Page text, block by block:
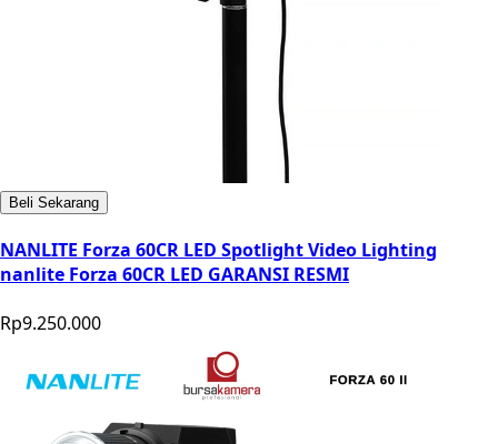
Beli Sekarang
NANLITE Forza 60CR LED Spotlight Video Lighting
nanlite Forza 60CR LED GARANSI RESMI
Rp9.250.000